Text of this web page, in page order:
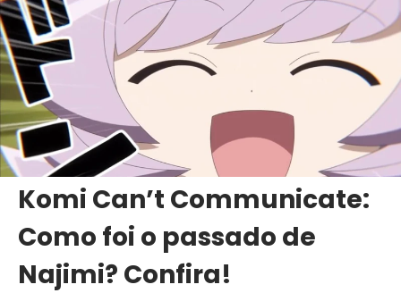
Komi Can’t Communicate:
Como foi o passado de
Najimi? Confira!